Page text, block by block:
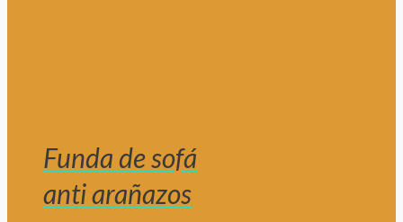
Funda de sofá
anti arañazos